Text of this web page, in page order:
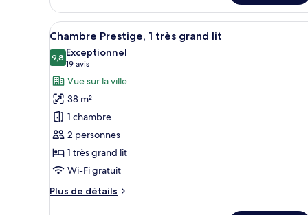
lit
Chambre
Deluxe,
1
très
grand
Afficher
toutes
les
photos
pour
ce
type
de
chambre :
Chambre
Prestige,
Une chambre d’hôtel avec
6
Chambre Prestige, 1 très grand lit
9,89,8 sur 10
Exceptionnel
19 avis
(19 avis)
Vue sur la ville
38 m²
1 chambre
2 personnes
1 très grand lit
Wi-Fi gratuit
Plus de détails
Plus